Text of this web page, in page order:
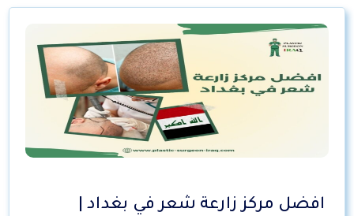
افضل مركز زارعة شعر في بغداد |